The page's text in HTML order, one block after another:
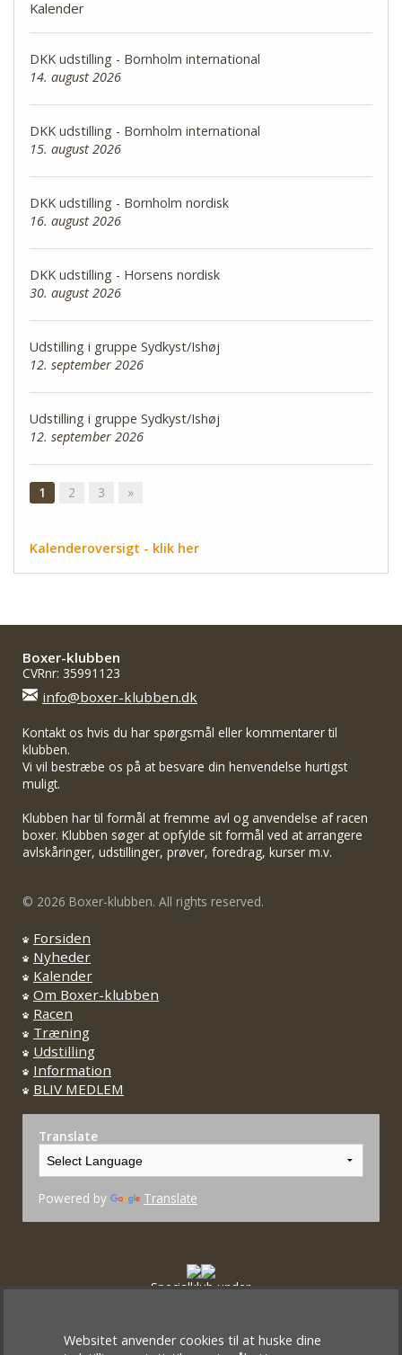
Kalender
DKK udstilling - Bornholm international
14. august 2026
DKK udstilling - Bornholm international
15. august 2026
DKK udstilling - Bornholm nordisk
16. august 2026
DKK udstilling - Horsens nordisk
30. august 2026
Udstilling i gruppe Sydkyst/Ishøj
12. september 2026
Udstilling i gruppe Sydkyst/Ishøj
12. september 2026
1 2 3 »
Kalenderoversigt - klik her
Boxer-klubben
CVRnr: 35991123
info@boxer-klubben.dk
Kontakt os hvis du har spørgsmål eller kommentarer til
klubben.
Vi vil bestræbe os på at besvare din henvendelse hurtigst
muligt.
Klubben har til formål at fremme avl og anvendelse af racen
boxer. Klubben søger at opfylde sit formål ved at arrangere
avlskåringer, udstillinger, prøver, foredrag, kurser m.v.
© 2026 Boxer-klubben. All rights reserved.
Forsiden
Nyheder
Kalender
Om Boxer-klubben
Racen
Træning
Udstilling
Information
BLIV MEDLEM
Translate
Powered by Translate
Specialklub under
Websitet anvender cookies til at huske dine